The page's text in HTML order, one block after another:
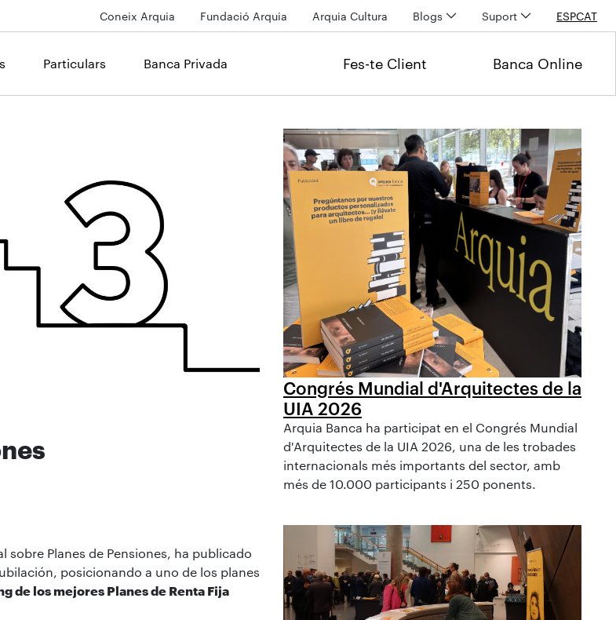
Coneix Arquia Fundació Arquia Arquia Cultura Blogs Suport ESPCAT
Particulars Banca Privada Fes-te Client Banca Online
Planes de Pensiones, ha publicado
posicionando a uno de los planes
de los mejores Planes de Renta Fija
Congrés Mundial d'Arquitectes de la
UIA 2026
Arquia Banca ha participat en el Congrés Mundial
d'Arquitectes de la UIA 2026, una de les trobades
internacionals més importants del sector, amb
més de 10.000 participants i 250 ponents.